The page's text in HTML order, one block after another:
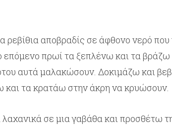
αποβραδίς σε άφθονο νερό
επόμενο πρωί τα ξεπλένω και τα
αυτά μαλακώσουν. Δοκιμάζω και
και τα κρατάω στην άκρη να κρυώσουν.
σε μια γαβάθα και προσθέτω